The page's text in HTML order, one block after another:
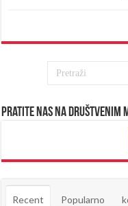
Pratite nas na društvenim
Recent Popularno